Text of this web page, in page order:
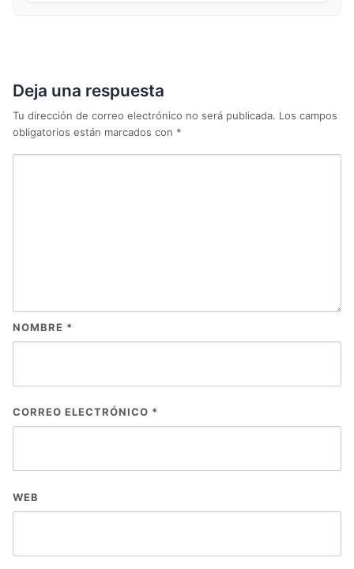
Deja una respuesta
Tu dirección de correo electrónico no será publicada. Los campos
obligatorios están marcados con *
NOMBRE *
CORREO ELECTRÓNICO *
WEB